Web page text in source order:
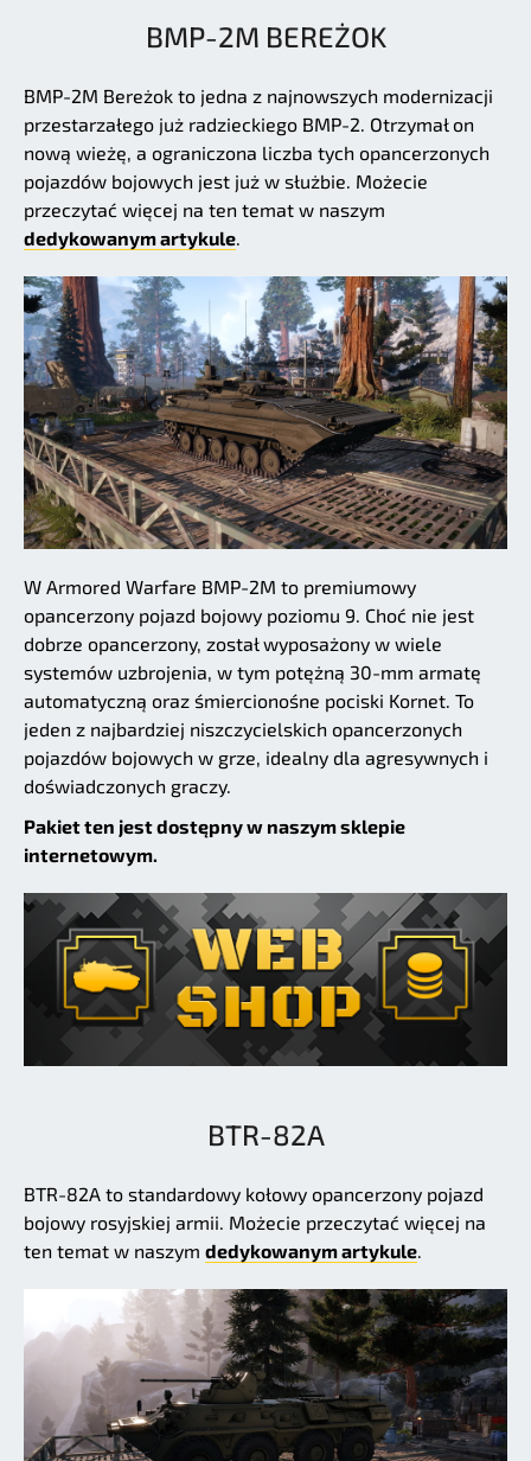
BMP-2M BEREŻOK
BMP-2M Bereżok to jedna z najnowszych modernizacji
przestarzałego już radzieckiego BMP-2. Otrzymał on
nową wieżę, a ograniczona liczba tych opancerzonych
pojazdów bojowych jest już w służbie. Możecie
przeczytać więcej na ten temat w naszym
dedykowanym artykule.
W Armored Warfare BMP-2M to premiumowy
opancerzony pojazd bojowy poziomu 9. Choć nie jest
dobrze opancerzony, został wyposażony w wiele
systemów uzbrojenia, w tym potężną 30-mm armatę
automatyczną oraz śmiercionośne pociski Kornet. To
jeden z najbardziej niszczycielskich opancerzonych
pojazdów bojowych w grze, idealny dla agresywnych i
doświadczonych graczy.
Pakiet ten jest dostępny w naszym sklepie
internetowym.
BTR-82A
BTR-82A to standardowy kołowy opancerzony pojazd
bojowy rosyjskiej armii. Możecie przeczytać więcej na
ten temat w naszym dedykowanym artykule.